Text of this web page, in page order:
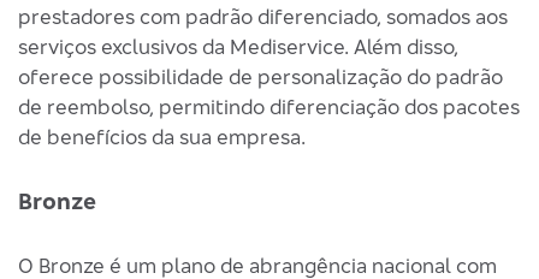
prestadores com padrão diferenciado, somados aos
serviços exclusivos da Mediservice. Além disso,
oferece possibilidade de personalização do padrão
de reembolso, permitindo diferenciação dos pacotes
de benefícios da sua empresa.
Bronze
O Bronze é um plano de abrangência nacional com